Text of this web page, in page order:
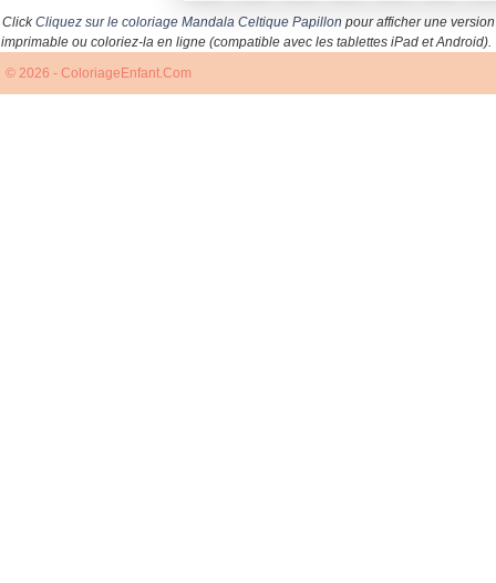
ClickCliquez sur le coloriage Mandala Celtique Papillon pour afficher une version
imprimable ou coloriez-la en ligne (compatible avec les tablettes iPad et Android).
© 2026 - ColoriageEnfant.Com